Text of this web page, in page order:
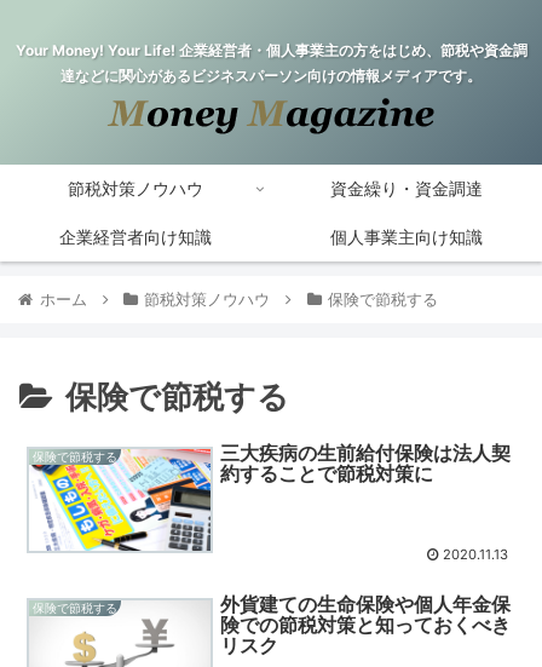
Your Money! Your Life! 企業経営者・個人事業主の方をはじめ、節税や資金調
達などに関心があるビジネスパーソン向けの情報メディアです。
節税対策ノウハウ 資金繰り・資金調達
企業経営者向け知識 個人事業主向け知識
ホーム 節税対策ノウハウ 保険で節税する
保険で節税する
保険で節税する
三大疾病の生前給付保険は法人契
約することで節税対策に
2020.11.13
保険で節税する
外貨建ての生命保険や個人年金保
険での節税対策と知っておくべき
リスク